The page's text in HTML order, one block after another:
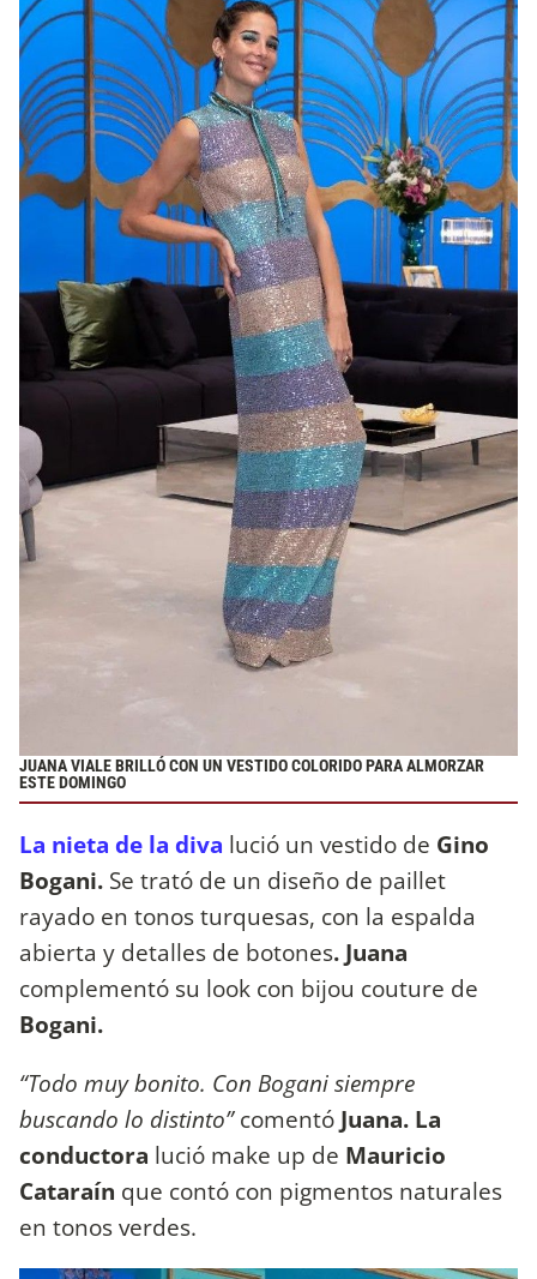
JUANA VIALE BRILLÓ CON UN VESTIDO COLORIDO PARA ALMORZAR
ESTE DOMINGO
La nieta de la diva lució un vestido de Gino
Bogani. Se trató de un diseño de paillet
rayado en tonos turquesas, con la espalda
abierta y detalles de botones. Juana
complementó su look con bijou couture de
Bogani.
“Todo muy bonito. Con Bogani siempre
buscando lo distinto”comentó Juana. La
conductora lució make up de Mauricio
Cataraín que contó con pigmentos naturales
en tonos verdes.